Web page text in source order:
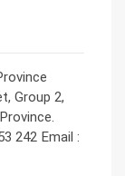
Group 2,
242 Email :